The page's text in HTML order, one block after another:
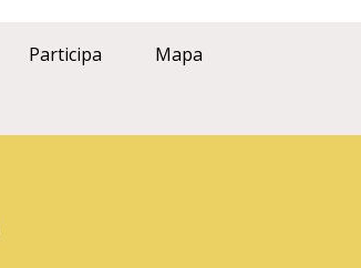
Participa
Mapa